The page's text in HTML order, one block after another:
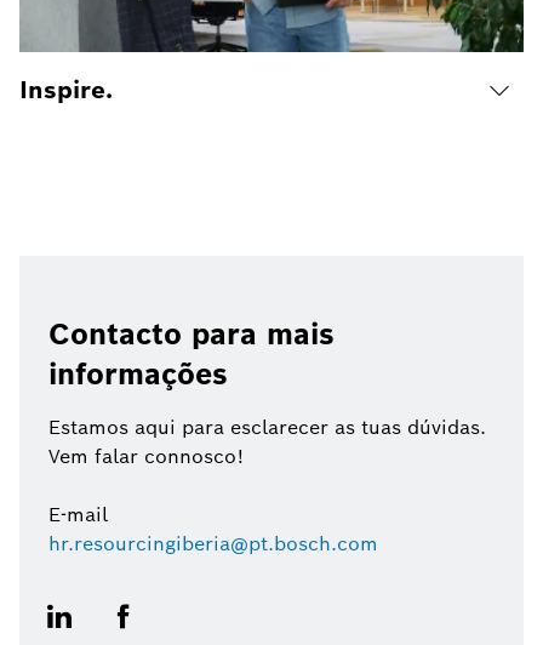
Inspire.
Contacto para mais
informações
Estamos aqui para esclarecer as tuas dúvidas.
Vem falar connosco!
E-mail
hr.resourcingiberia@pt.bosch.com